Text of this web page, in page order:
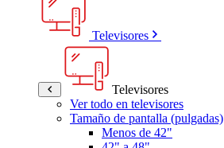
Televisores
Televisores
Ver todo en televisores
Tamaño de pantalla (pulgadas)
Menos de 42"